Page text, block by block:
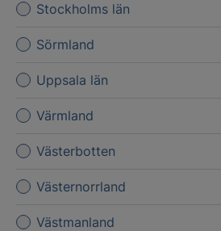
Stockholms län
Sörmland
Uppsala län
Värmland
Västerbotten
Västernorrland
Västmanland